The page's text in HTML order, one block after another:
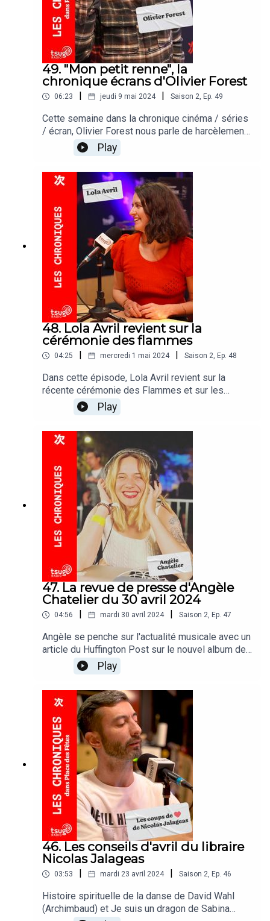
49. "Mon petit renne", la
chronique écrans d'Olivier Forest
06:23 | jeudi 9 mai 2024 | Saison 2, Ep. 49
Cette semaine dans la chronique cinéma / séries
/ écran, Olivier Forest nous parle de harcèlement,
de poupées russes, et de Mid TV, bref on parle
de la mini-série BABY REINDEER, disponible sur
Netflix.
Play
48. Lola Avril revient sur la
cérémonie des flammes
04:25 mercredi 1 mai 2024 Saison 2, Ep. 48
Dans cette épisode, Lola Avril revient sur la
récente cérémonie des Flammes et sur les
réactions que cette dernière à suscité
Play
47. La revue de presse d'Angèle
Chatelier du 30 avril 2024
04:56 mardi 30 avril 2024 Saison 2, Ep. 47
Angèle se penche sur l'actualité musicale avec un
article du Huffington Post sur le nouvel album de
Justice, le flop du nouveau biopic sur Amy
Winehouse et l’inquiétude sur l'avenir des Vieilles
Charrues.
Play
46. Les conseils d'avril du libraire
Nicolas Jalageas
03:53 mardi 23 avril 2024 Saison 2, Ep. 46
Histoire spirituelle de la danse de David Wahl
(Archimbaud) et Je suis un dragon de Sabina